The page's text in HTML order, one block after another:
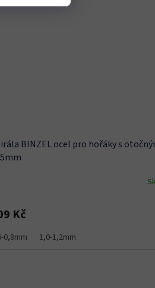
BINZEL ocel pro hořáky s
Kč
0,8mm 1,0-1,2mm